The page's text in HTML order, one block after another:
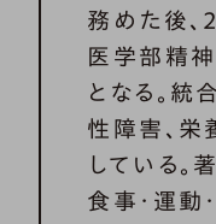
務めた後
医学部精
となる。統
性障害、栄
している。
食事・運動